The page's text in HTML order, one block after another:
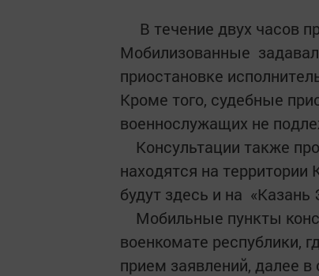
В течение двух часов
Мобилизованные
приостановке
Кроме того, судебные
военнослужащих не
Консультации также
находятся на
будут здесь и на «Казань
Мобильные пункты
военкомате республики,
прием заявлений, далее